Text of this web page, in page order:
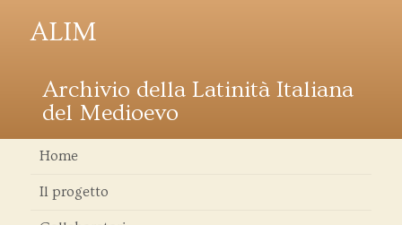
ALIM
Archivio della Latinità Italiana
del Medioevo
Home
Il progetto